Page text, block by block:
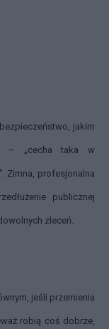
jakim
– „cecha taka w
Zimna, profesjonalna
publicznej
zleceń.
jeśli przemienia
robią coś dobrze,